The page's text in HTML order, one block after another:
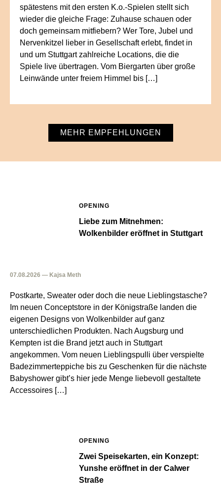
spätestens mit den ersten K.o.-Spielen stellt sich
wieder die gleiche Frage: Zuhause schauen oder
doch gemeinsam mitfiebern? Wer Tore, Jubel und
Nervenkitzel lieber in Gesellschaft erlebt, findet in
und um Stuttgart zahlreiche Locations, die die
Spiele live übertragen. Vom Biergarten über große
Leinwände unter freiem Himmel bis […]
MEHR EMPFEHLUNGEN
OPENING
Liebe zum Mitnehmen:
Wolkenbilder eröffnet in Stuttgart
07.08.2026 — Kajsa Meth
Postkarte, Sweater oder doch die neue Lieblingstasche?
Im neuen Conceptstore in der Königstraße landen die
eigenen Designs von Wolkenbilder auf ganz
unterschiedlichen Produkten. Nach Augsburg und
Kempten ist die Brand jetzt auch in Stuttgart
angekommen. Vom neuen Lieblingspulli über verspielte
Badezimmerteppiche bis zu Geschenken für die nächste
Babyshower gibt’s hier jede Menge liebevoll gestaltete
Accessoires […]
OPENING
Zwei Speisekarten, ein Konzept:
Yunshe eröffnet in der Calwer
Straße